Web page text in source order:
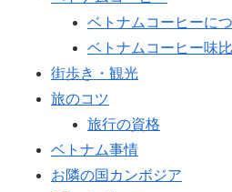
ベトナムコーヒーに
ベトナムコーヒー味
街歩き・観光
旅のコツ
旅行の資格
ベトナム事情
お隣の国カンボジア